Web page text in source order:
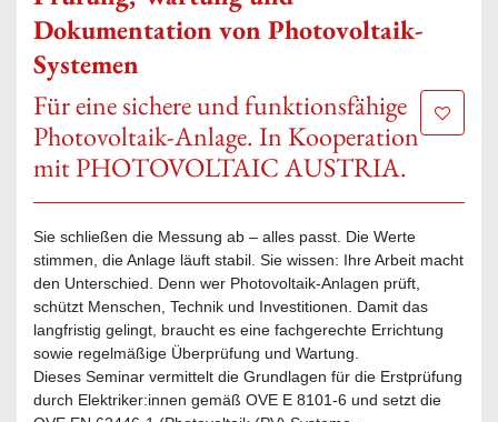
Dokumentation von Photovoltaik-
Systemen
Für eine sichere und funktionsfähige
Photovoltaik-Anlage. In Kooperation
mit PHOTOVOLTAIC AUSTRIA.
Zur
Sie schließen die Messung ab – alles passt. Die Werte
stimmen, die Anlage läuft stabil. Sie wissen: Ihre Arbeit macht
den Unterschied. Denn wer Photovoltaik-Anlagen prüft,
schützt Menschen, Technik und Investitionen. Damit das
langfristig gelingt, braucht es eine fachgerechte Errichtung
sowie regelmäßige Überprüfung und Wartung.
Dieses Seminar vermittelt die Grundlagen für die Erstprüfung
durch Elektriker:innen gemäß OVE E 8101-6 und setzt die